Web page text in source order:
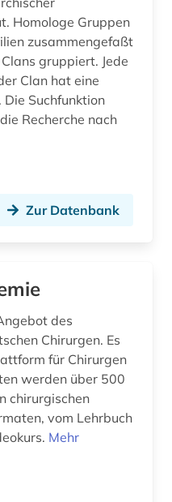
Homologe Gruppen
zusammengefaßt
gruppiert. Jede
Clan hat eine
Suchfunktion
Recherche nach
Zur Datenbank
des
Chirurgen. Es
für Chirurgen
werden über 500
chirurgischen
vom Lehrbuch
Mehr